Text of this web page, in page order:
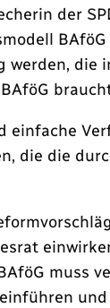
der
die die
muss